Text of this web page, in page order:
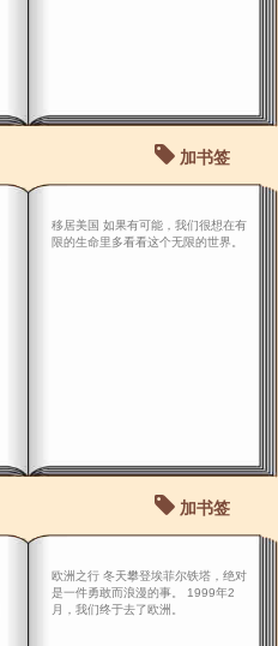
加书签
移居美国 如果有可能，我们很想在有
限的生命里多看看这个无限的世界。
加书签
欧洲之行 冬天攀登埃菲尔铁塔，绝对
是一件勇敢而浪漫的事。 1999年2
月，我们终于去了欧洲。